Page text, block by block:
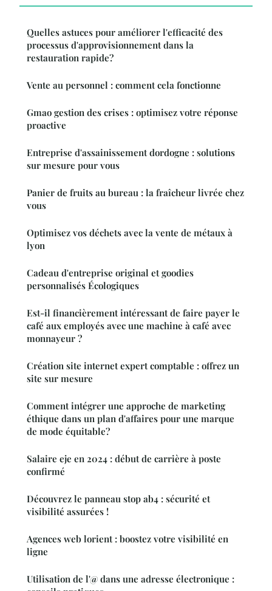
Quelles astuces pour améliorer l'efficacité des
processus d'approvisionnement dans la
restauration rapide?
Vente au personnel : comment cela fonctionne
Gmao gestion des crises : optimisez votre réponse
proactive
Entreprise d'assainissement dordogne : solutions
sur mesure pour vous
Panier de fruits au bureau : la fraîcheur livrée chez
vous
Optimisez vos déchets avec la vente de métaux à
lyon
Cadeau d'entreprise original et goodies
personnalisés Écologiques
Est-il financièrement intéressant de faire payer le
café aux employés avec une machine à café avec
monnayeur ?
Création site internet expert comptable : offrez un
site sur mesure
Comment intégrer une approche de marketing
éthique dans un plan d'affaires pour une marque
de mode équitable?
Salaire eje en 2024 : début de carrière à poste
confirmé
Découvrez le panneau stop ab4 : sécurité et
visibilité assurées !
Agences web lorient : boostez votre visibilité en
ligne
Utilisation de l'@ dans une adresse électronique :